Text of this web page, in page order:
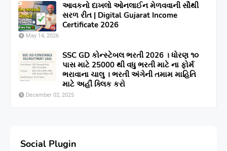
આવકનો દાખલો ઓનલાઈન મેળવવાની સૌથી
સરળ રીત | Digital Gujarat Income
Certificate 2026
May 14, 2026
SSC GD કોન્સ્ટેબલ ભરતી 2026 । ધોરણ ૧૦
પાસ માટે 25000 થી વધુ ભરતી માટે ના ફોર્મ
ભરાવાના ચાલુ । ભરતી અંગેની તમામ માહિતિ
માટે અહીંં ક્લિક કરો
December 02, 2025
Social Plugin